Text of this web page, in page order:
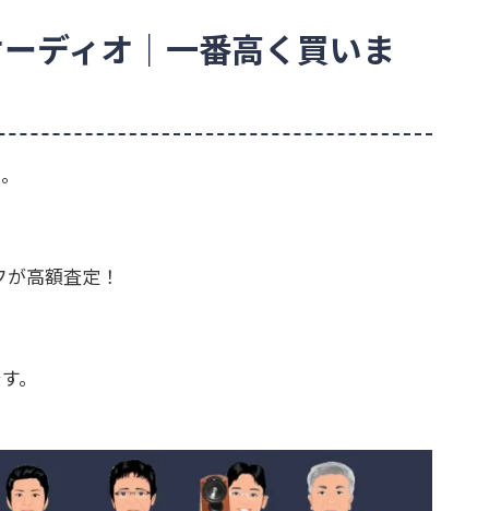
ディオ｜一番高く買いま
高額査定！
。